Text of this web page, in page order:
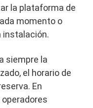
la plataforma de
momento o
siempre la
el horario de
En